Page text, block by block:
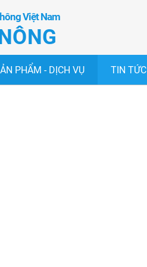
Việt Nam
PHẨM - DỊCH VỤ TIN TỨC